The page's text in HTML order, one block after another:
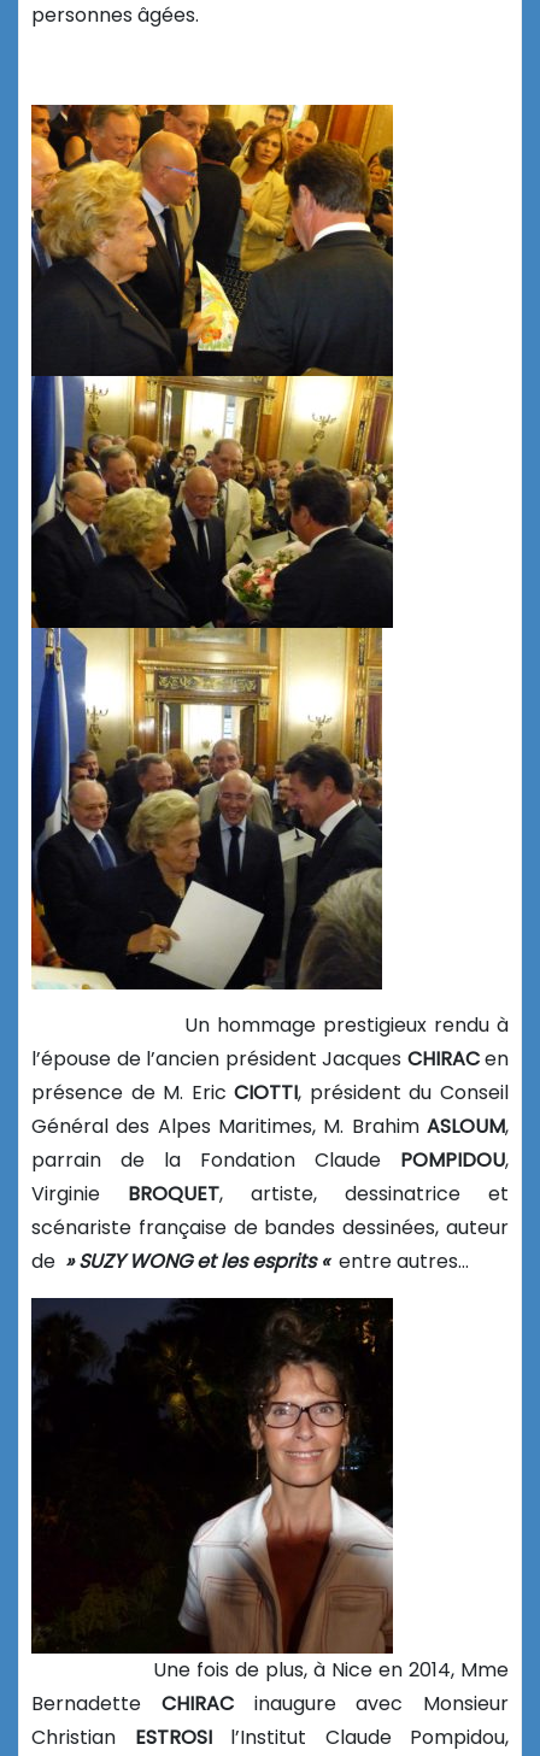
personnes âgées.
Un hommage prestigieux rendu à
l’épouse de l’ancien président Jacques CHIRACen
présence de M. EricCIOTTI, président du Conseil
Général des Alpes Maritimes, M. Brahim ASLOUM,
parrain de la Fondation Claude POMPIDOU,
Virginie BROQUET, artiste, dessinatrice et
scénariste française de bandes dessinées, auteur
de » SUZY WONG et les esprits « entre autres…
Une fois de plus, à Nice en 2014, Mme
Bernadette CHIRACinaugure avec Monsieur
Christian ESTROSI l’Institut Claude Pompidou,